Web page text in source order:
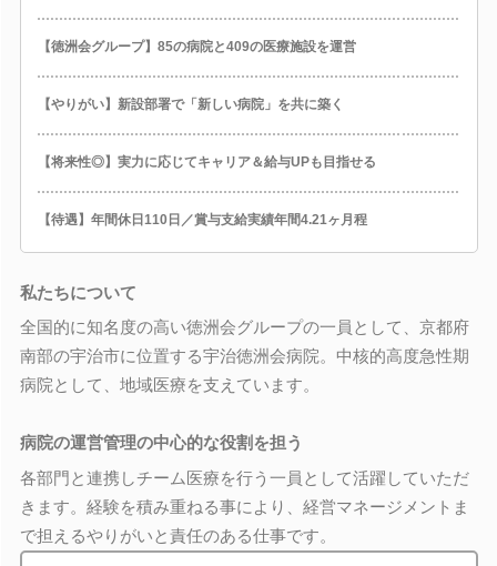
【徳洲会グループ】85の病院と409の医療施設を運営
【やりがい】新設部署で「新しい病院」を共に築く
【将来性◎】実力に応じてキャリア＆給与UPも目指せる
【待遇】年間休日110日／賞与支給実績年間4.21ヶ月程
私たちについて
全国的に知名度の高い徳洲会グループの一員として、京都府
南部の宇治市に位置する宇治徳洲会病院。中核的高度急性期
病院として、地域医療を支えています。
病院の運営管理の中心的な役割を担う
各部門と連携しチーム医療を行う一員として活躍していただ
きます。経験を積み重ねる事により、経営マネージメントま
で担えるやりがいと責任のある仕事です。